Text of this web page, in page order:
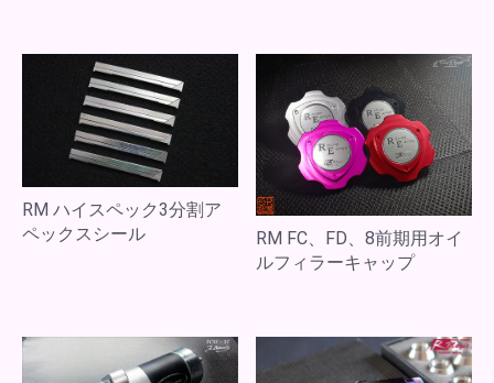
RM ハイスペック3分割ア
ペックスシール
RM FC、FD、8前期用オイ
ルフィラーキャップ